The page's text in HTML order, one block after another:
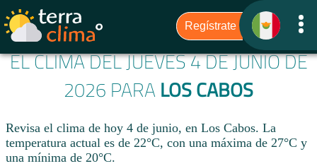
EL CLIMA DEL JUEVES 4 DE JUNIO DE
2026 PARA LOS CABOS
Revisa el clima de hoy 4 de junio, en Los Cabos. La
temperatura actual es de 22°C, con una máxima de 27°C y
una mínima de 20°C.​